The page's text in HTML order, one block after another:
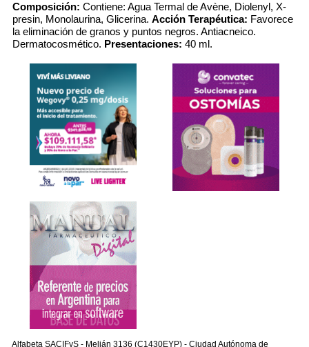
Composición: Contiene: Agua Termal de Avène, Diolenyl, X-
presin, Monolaurina, Glicerina. Acción Terapéutica: Favorece
la eliminación de granos y puntos negros. Antiacneico.
Dermatocosmético. Presentaciones: 40 ml.
Alfabeta SACIFyS - Melián 3136 (C1430EYP) - Ciudad Autónoma de